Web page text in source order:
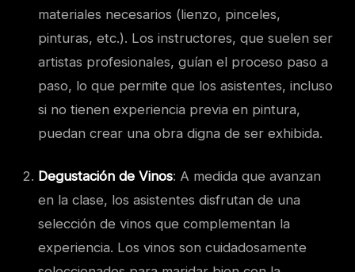
materiales necesarios (lienzo, pinceles,
pinturas, etc.). Los instructores, que suelen ser
artistas profesionales, guían el proceso paso a
paso, lo que permite que los asistentes, incluso
si no tienen experiencia previa en pintura,
puedan crear una obra digna de ser exhibida.
Degustación de Vinos: A medida que avanzan
en la clase, los asistentes disfrutan de una
selección de vinos que complementan la
experiencia. Los vinos son cuidadosamente